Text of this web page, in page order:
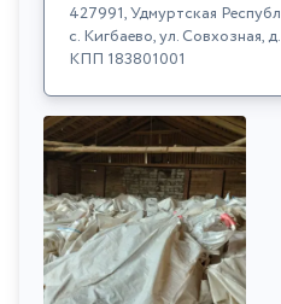
427991, Удмуртская
с. Кигбаево, ул. Совхозная,
КПП 183801001